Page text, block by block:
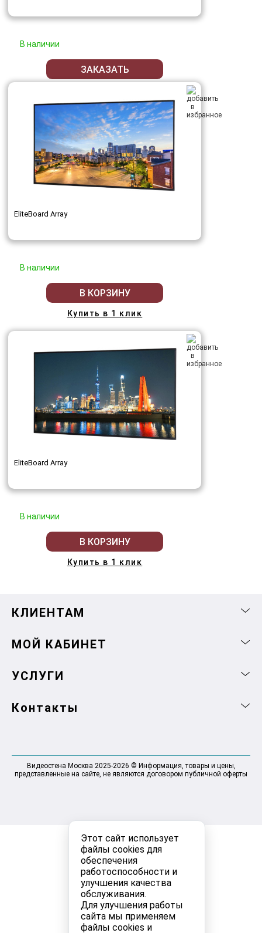
Этот сайт использует
файлы cookies для
обеспечения
работоспособности и
улучшения качества
обслуживания.
Для улучшения работы
сайта мы применяем
файлы cookies и
В наличии
ЗАКАЗАТЬ
EliteBoard Array
В наличии
В КОРЗИНУ
Купить в 1 клик
EliteBoard Array
В наличии
В КОРЗИНУ
Купить в 1 клик
КЛИЕНТАМ
МОЙ КАБИНЕТ
УСЛУГИ
Контакты
Видеостена Москва 2025-2026 © Информация, товары и цены,
представленные на сайте, не являются договором публичной оферты